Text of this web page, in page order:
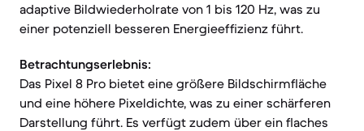
adaptive Bildwiederholrate von 1 bis 120 Hz, was zu
einer potenziell besseren Energieeffizienz führt.
Betrachtungserlebnis:
Das Pixel 8 Pro bietet eine größere Bildschirmfläche
und eine höhere Pixeldichte, was zu einer schärferen
Darstellung führt. Es verfügt zudem über ein flaches